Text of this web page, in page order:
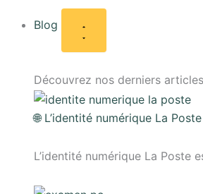
Blog
Découvrez nos derniers
🌐 L’identité numérique La
L’identité numérique La Poste